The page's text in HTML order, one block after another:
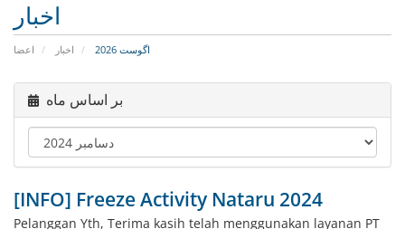
اخبار
اعضا اخبار اگوست 2026
بر اساس ماه
[INFO] Freeze Activity Nataru 2024
Pelanggan Yth, Terima kasih telah menggunakan layanan PT